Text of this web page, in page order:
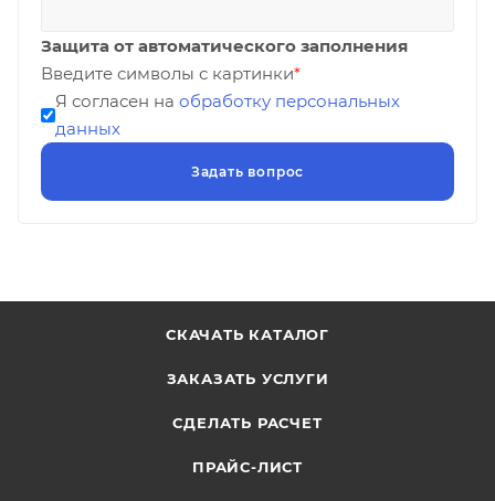
Защита от автоматического заполнения
Введите символы с картинки*
Я согласен на обработку персональных
данных
СКАЧАТЬ КАТАЛОГ
ЗАКАЗАТЬ УСЛУГИ
СДЕЛАТЬ РАСЧЕТ
ПРАЙС-ЛИСТ